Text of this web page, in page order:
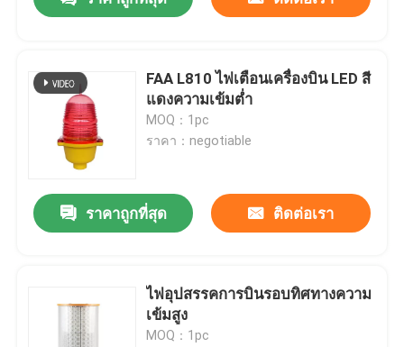
FAA L810 ไฟเตือนเครื่องบิน LED สี
แดงความเข้มต่ำ
MOQ：1pc
ราคา：negotiable
ราคาถูกที่สุด ติดต่อเรา
ไฟอุปสรรคการบินรอบทิศทางความ
เข้มสูง
MOQ：1pc